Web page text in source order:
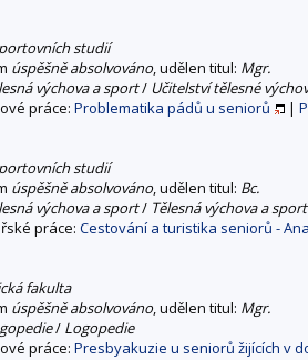
studií
úspěšně absolvováno, udělen titul: Mgr.
výchova a sport/ Učitelství tělesné
práce: Problematika pádů u seniorů |
studií
úspěšně absolvováno, udělen titul: Bc.
výchova a sport/ Tělesná výchova a sport
práce: Cestování a turistika seniorů -
fakulta
úspěšně absolvováno, udělen titul: Mgr.
/ Logopedie
práce: Presbyakuzie u seniorů žijících v